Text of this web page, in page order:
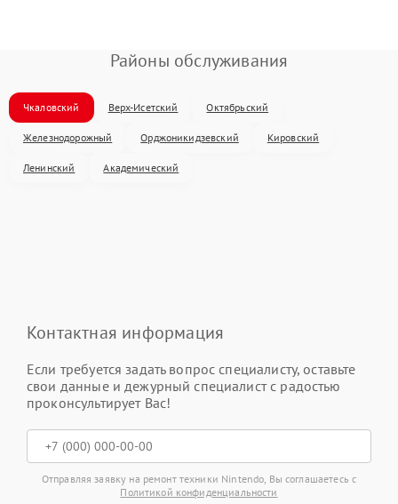
Районы обслуживания
Чкаловский Верх-Исетский Октябрьский
Железнодорожный Орджоникидзевский Кировский
Ленинский Академический
Контактная информация
Если требуется задать вопрос специалисту, оставьте
свои данные и дежурный специалист с радостью
проконсультирует Вас!
Отправляя заявку на ремонт техники Nintendo, Вы соглашаетесь с
Политикой конфиденциальности